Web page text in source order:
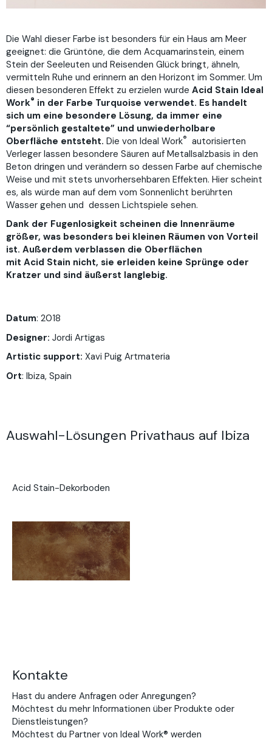
Die Wahl dieser Farbe ist besonders für ein Haus am Meer
geeignet: die Grüntöne, die dem Acquamarinstein, einem
Stein der Seeleuten und Reisenden Glück bringt, ähneln,
vermitteln Ruhe und erinnern an den Horizont im Sommer. Um
diesen besonderen Effekt zu erzielen wurde Acid Stain Ideal
Work® in der Farbe Turquoise verwendet. Es handelt
sich um eine besondere Lösung, da immer eine
“persönlich gestaltete” und unwiederholbare
Oberfläche entsteht. Die von Ideal Work®
autorisierten
Verleger lassen besondere Säuren auf Metallsalzbasis in den
Beton dringen und verändern so dessen Farbe auf chemische
Weise und mit stets unvorhersehbaren Effekten. Hier scheint
es, als würde man auf dem vom Sonnenlicht berührten
Wasser gehen und dessen Lichtspiele sehen.
Dank der Fugenlosigkeit scheinen die Innenräume
größer, was besonders bei kleinen Räumen von Vorteil
ist. Außerdem verblassen die Oberflächen
mit Acid Stain nicht, sie erleiden keine Sprünge oder
Kratzer und sind äußerst langlebig.
Datum: 2018
Designer: Jordi Artigas
Artistic support: Xavi Puig Artmateria
Ort: Ibiza, Spain
Auswahl-Lösungen Privathaus auf Ibiza
Acid Stain-Dekorboden
Kontakte
Hast du andere Anfragen oder Anregungen?
Möchtest du mehr Informationen über Produkte oder
Dienstleistungen?
Möchtest du Partner von Ideal Work® werden